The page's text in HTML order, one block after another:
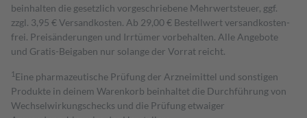
beinhalten die gesetzlich vorgeschriebene Mehrwertsteuer, ggf.
zzgl. 3,95 € Versandkosten. Ab 29,00 € Bestell­wert versand­kosten­
frei. Preisänderungen und Irrtümer vorbehalten. Alle Angebote
und Gratis-Beigaben nur solange der Vorrat reicht.
1 Eine pharmazeutische Prüfung der Arzneimittel und sonstigen
Produkte in deinem Warenkorb beinhaltet die Durchführung von
Wechselwirkungschecks und die Prüfung etwaiger